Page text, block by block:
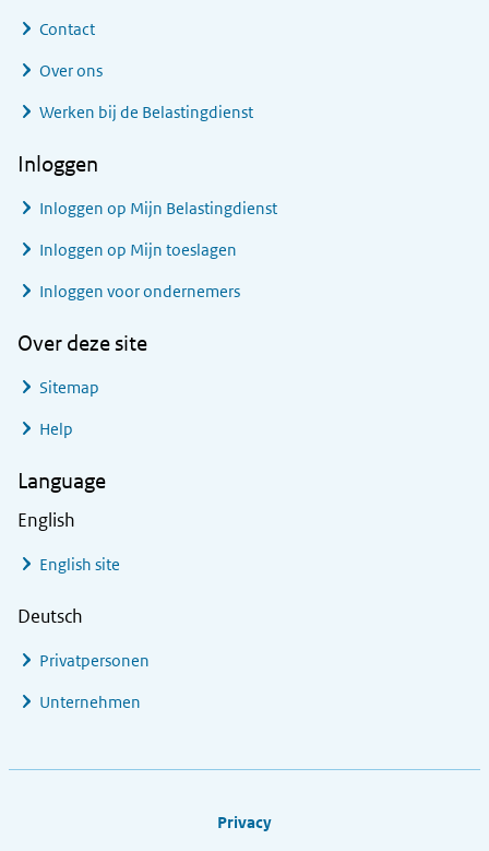
Contact
Over ons
Werken bij de Belastingdienst
Inloggen
Inloggen op Mijn Belastingdienst
Inloggen op Mijn toeslagen
Inloggen voor ondernemers
Over deze site
Sitemap
Help
Language
English
English site
Deutsch
Privatpersonen
Unternehmen
Privacy